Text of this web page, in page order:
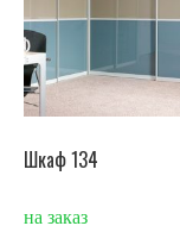
Шкаф 134
на заказ